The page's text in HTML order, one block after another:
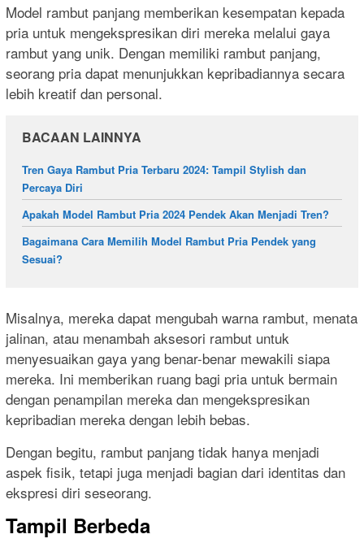
Model rambut panjang memberikan kesempatan kepada
pria untuk mengekspresikan diri mereka melalui gaya
rambut yang unik. Dengan memiliki rambut panjang,
seorang pria dapat menunjukkan kepribadiannya secara
lebih kreatif dan personal.
BACAAN LAINNYA
Tren Gaya Rambut Pria Terbaru 2024: Tampil Stylish dan
Percaya Diri
Apakah Model Rambut Pria 2024 Pendek Akan Menjadi Tren?
Bagaimana Cara Memilih Model Rambut Pria Pendek yang
Sesuai?
Misalnya, mereka dapat mengubah warna rambut, menata
jalinan, atau menambah aksesori rambut untuk
menyesuaikan gaya yang benar-benar mewakili siapa
mereka. Ini memberikan ruang bagi pria untuk bermain
dengan penampilan mereka dan mengekspresikan
kepribadian mereka dengan lebih bebas.
Dengan begitu, rambut panjang tidak hanya menjadi
aspek fisik, tetapi juga menjadi bagian dari identitas dan
ekspresi diri seseorang.
Tampil Berbeda